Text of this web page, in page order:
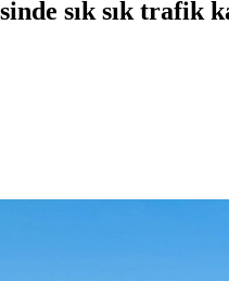
sık sık trafik